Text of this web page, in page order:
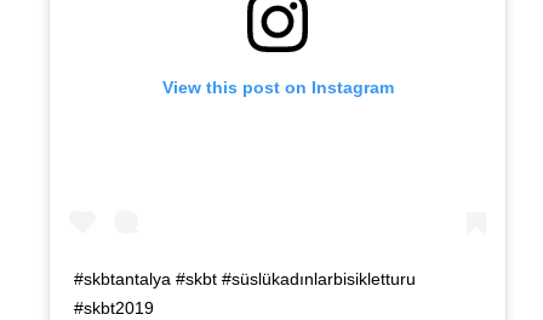
View this post on Instagram
#skbtantalya #skbt #süslükadınlarbisikletturu
#skbt2019